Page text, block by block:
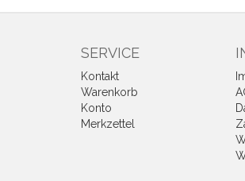
SERVICE
Kontakt
Warenkorb
Konto
Merkzettel